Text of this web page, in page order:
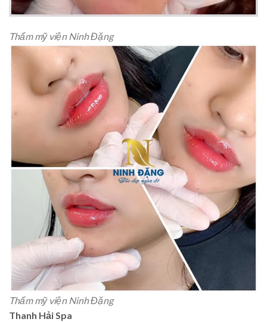
Thẩm mỹ viện Ninh Đặng
Thẩm mỹ viện Ninh Đặng
Thanh Hải Spa